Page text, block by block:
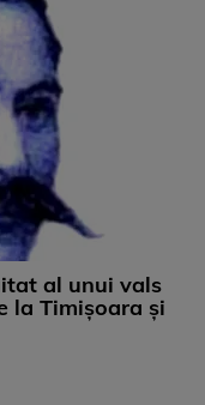
al unui vals
la Timișoara și